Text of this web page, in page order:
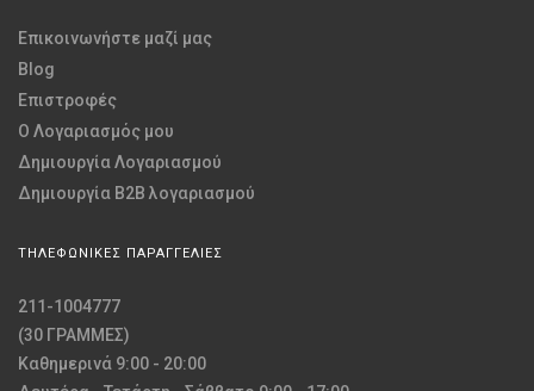
Επικοινωνήστε μαζί μας
Blog
Επιστροφές
O Λογαριασμός μου
Δημιουργία Λογαριασμού
Δημιουργία B2B λογαριασμού
ΤΗΛΕΦΩΝΙΚΕΣ ΠΑΡΑΓΓΕΛΙΕΣ
211-1004777
(30 ΓΡΑΜΜΕΣ)
Καθημερινά 9:00 - 20:00